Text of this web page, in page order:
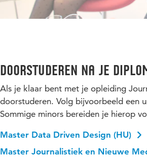
Doorstuderen na je
Als je klaar bent met je opleiding
doorstuderen. Volg bijvoorbeeld een
Sommige minors bereiden je hierop
Master Data Driven Design (HU)
Master Journalistiek en Nieuwe